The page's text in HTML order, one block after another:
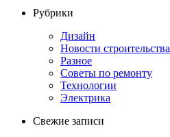
Рубрики
Дизайн
Новости строительства
Разное
Советы по ремонту
Технологии
Электрика
Свежие записи